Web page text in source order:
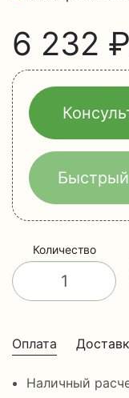
6 232
Быстрый
Количество
Оплата
Наличный